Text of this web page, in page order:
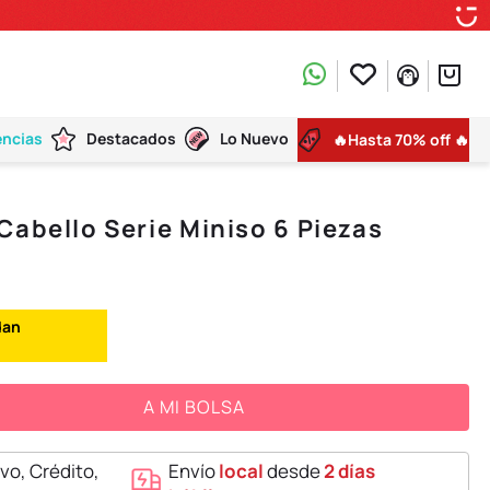
Destacados Lo Nuevo 🔥Hasta 70% off 🔥
Serie Miniso 6 Piezas
A MI BOLSA
Crédito,
Envíolocaldesde2 días